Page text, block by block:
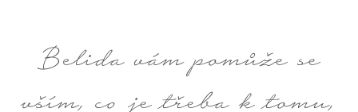
Belida vám pomůže se
vším, co je třeba k tomu,